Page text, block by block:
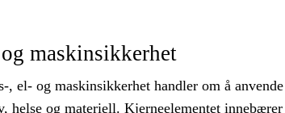
maskinsikkerhet
, el- og maskinsikkerhet handler om å anvende
helse og materiell. Kjerneelementet innebærer